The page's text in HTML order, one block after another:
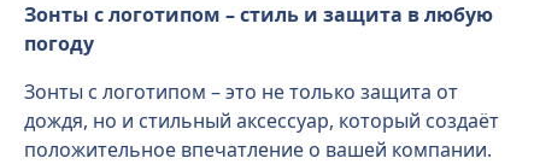
Зонты с логотипом – стиль и защита в любую
погоду
Зонты с логотипом – это не только защита от
дождя, но и стильный аксессуар, который создаёт
положительное впечатление о вашей компании.